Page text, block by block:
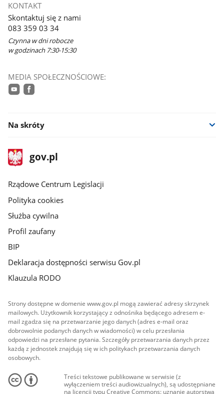
KONTAKT
Skontaktuj się z nami
083 359 03 34
Czynna w dni robocze
w godzinach 7:30-15:30
MEDIA SPOŁECZNOŚCIOWE:
Na skróty
stopka
gov.plStrona
gov.pl
Rządowe Centrum Legislacji
Polityka cookies
Służba cywilna
Profil zaufany
BIP
Deklaracja dostępności serwisu Gov.pl
Klauzula RODO
Strony dostępne w domenie www.gov.pl mogą zawierać adresy skrzynek
mailowych. Użytkownik korzystający z odnośnika będącego adresem e-
mail zgadza się na przetwarzanie jego danych (adres e-mail oraz
dobrowolnie podanych danych w wiadomości) w celu przesłania
odpowiedzi na przesłane pytania. Szczegóły przetwarzania danych przez
każdą z jednostek znajdują się w ich politykach przetwarzania danych
osobowych.
Treści tekstowe publikowane w serwisie (z
wyłączeniem treści audiowizualnych), są udostępniane
na licencji typu Creative Commons: uznanie autorstwa